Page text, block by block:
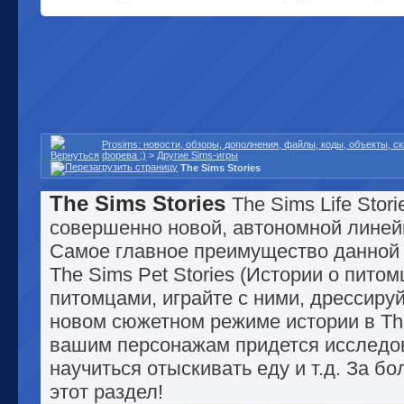
Prosims: новости, обзоры, дополнения, файлы, коды, объекты,
форева ;) > Другие Sims-игры
The Sims Stories
The Sims Stories The Sims Life
совершенно новой, автономной
Самое главное преимущество
The Sims Pet Stories (Истории о
питомцами, играйте с ними,
новом сюжетном режиме истории в
вашим персонажам придется
научиться отыскивать еду и т.д. За
этот раздел!